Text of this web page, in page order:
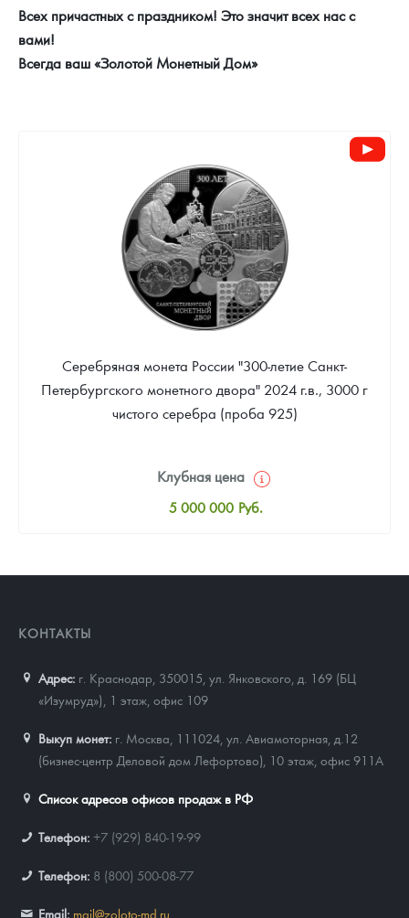
Всех причастных с праздником! Это значит всех нас с
вами!
Всегда ваш «Золотой Монетный Дом»
Серебряная монета России "300-летие Санкт-
Петербургского монетного двора" 2024 г.в., 3000 г
чистого серебра (проба 925)
Клубная цена
5 000 000 Руб.
КОНТАКТЫ
Адрес: г. Краснодар, 350015 ул. Янковского, д. 169 (БЦ
«Изумруд»), 1 этаж, офис 109
Выкуп монет: г. Москва, 111024, ул. Авиамоторная, д.12
(бизнес-центр Деловой дом Лефортово), 10 этаж, офис 911А
Список адресов офисов продаж в РФ
Телефон: +7 (929) 840-19-99
Телефон: 8 (800) 500-08-77
Email: mail@zoloto-md.ru